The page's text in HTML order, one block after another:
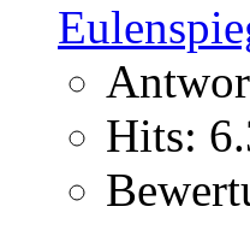
Hits: